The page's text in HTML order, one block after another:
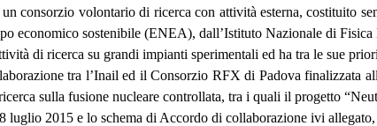
consorzio volontario di ricerca con attività esterna, costituito
economico sostenibile (ENEA), dall’Istituto Nazionale di
di ricerca su grandi impianti sperimentali ed ha tra le sue
tra l’Inail ed il Consorzio RFX di Padova finalizzata
sulla fusione nucleare controllata, tra i quali il progetto
luglio 2015 e lo schema di Accordo di collaborazione ivi allegato,